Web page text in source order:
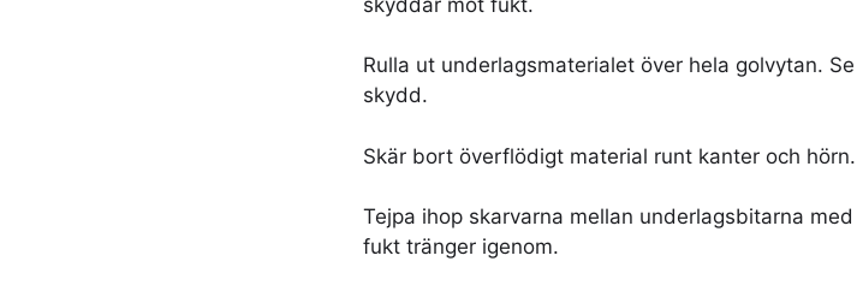
Rulla ut underlagsmaterialet över hela golvytan.
skydd.
Skär bort överflödigt material runt kanter och
Tejpa ihop skarvarna mellan underlagsbitarna
fukt tränger igenom.